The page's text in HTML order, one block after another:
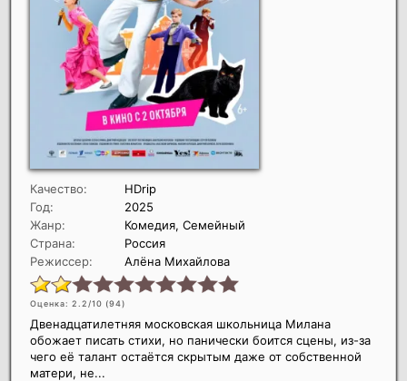
Качество:
HDrip
Год:
2025
Жанр:
Комедия, Семейный
Страна:
Россия
Режиссер:
Алёна Михайлова
Оценка: 2.2/10 (94)
Двенадцатилетняя московская школьница Милана
обожает писать стихи, но панически боится сцены, из-за
чего её талант остаётся скрытым даже от собственной
матери, не...